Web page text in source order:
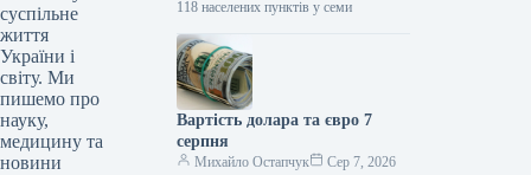
суспільне
життя
України і
світу. Ми
пишемо про
науку,
медицину та
новини
118 населених пунктів у семи
Вартість долара та євро 7
серпня
Михайло Остапчук Сер 7, 2026